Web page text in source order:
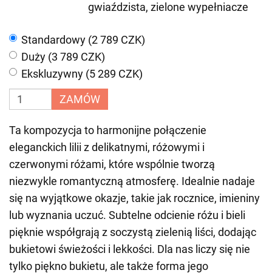
gwiaździsta, zielone wypełniacze
Standardowy (2 789 CZK)
Duży (3 789 CZK)
Ekskluzywny (5 289 CZK)
ZAMÓW
Ta kompozycja to harmonijne połączenie
eleganckich lilii z delikatnymi, różowymi i
czerwonymi różami, które wspólnie tworzą
niezwykle romantyczną atmosferę. Idealnie nadaje
się na wyjątkowe okazje, takie jak rocznice, imieniny
lub wyznania uczuć. Subtelne odcienie różu i bieli
pięknie współgrają z soczystą zielenią liści, dodając
bukietowi świeżości i lekkości. Dla nas liczy się nie
tylko piękno bukietu, ale także forma jego